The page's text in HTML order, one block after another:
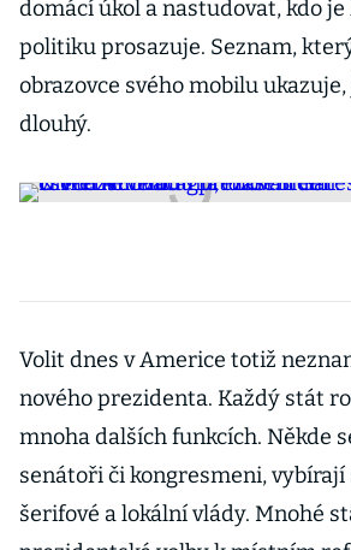
domácí úkol a nastudovat, kdo je
politiku prosazuje. Seznam,
obrazovce svého mobilu
dlouhý.
Volit dnes v Americe totiž
nového prezidenta. Každý stát
mnoha dalších funkcích. Někde
senátoři či kongresmeni, vybírají
šerifové a lokální vlády. Mnohé